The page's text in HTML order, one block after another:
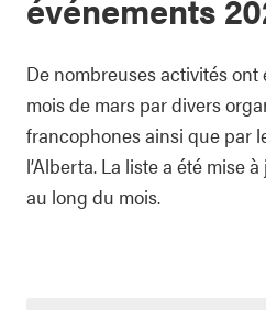
De nombreuses activités
mois de mars par divers
francophones ainsi que par
l’Alberta. La liste a été mise
au long du mois.